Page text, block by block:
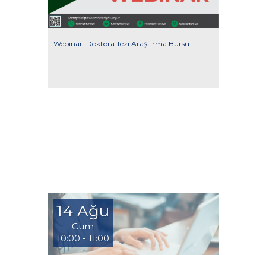
Webinar: Doktora Tezi Araştırma Bursu
14 Ağu
Cum
10:00 - 11:00